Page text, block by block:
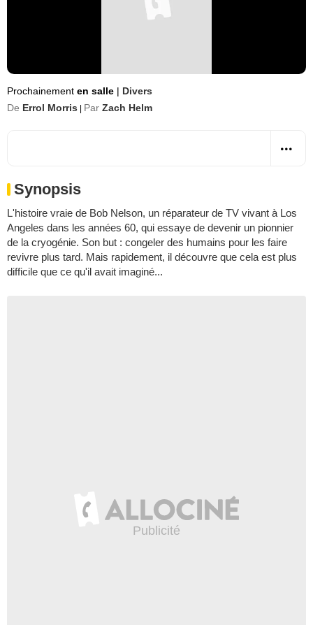
Prochainement en salle | Divers
De Errol Morris Par Zach Helm
Synopsis
L'histoire vraie de Bob Nelson, un réparateur de TV vivant à Los
Angeles dans les années 60, qui essaye de devenir un pionnier
de la cryogénie. Son but : congeler des humains pour les faire
revivre plus tard. Mais rapidement, il découvre que cela est plus
difficile que ce qu'il avait imaginé...